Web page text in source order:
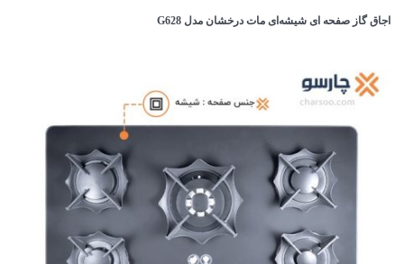
اجاق گاز صفحه ای شیشه‌ای مات درخشان مدل G628